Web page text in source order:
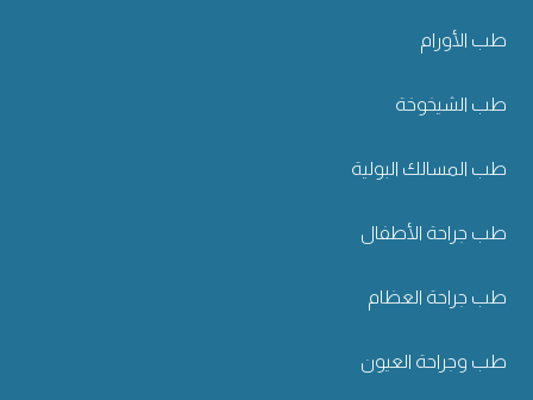
طب الأورام
طب الشيخوخة
طب المسالك البولية
طب جراحة الأطفال
طب جراحة العظام
طب وجراحة العيون